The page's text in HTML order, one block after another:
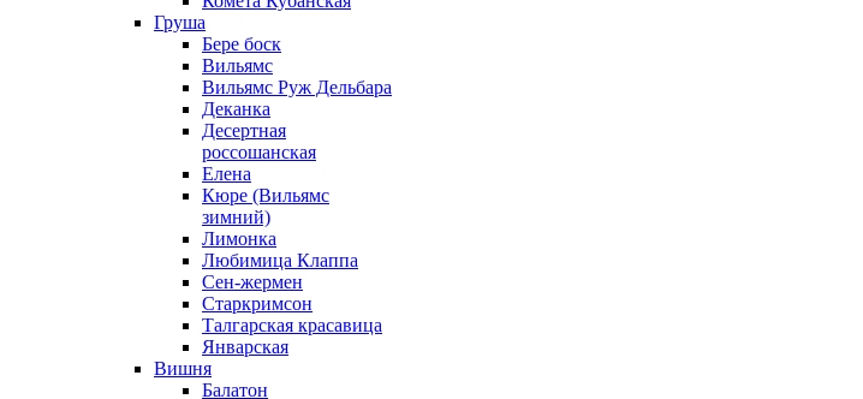
Груша
Бере боск
Вильямс
Вильямс Руж Дельбара
Деканка
Десертная
россошанская
Елена
Кюре (Вильямс
зимний)
Лимонка
Любимица Клаппа
Сен-жермен
Старкримсон
Талгарская красавица
Январская
Вишня
Балатон